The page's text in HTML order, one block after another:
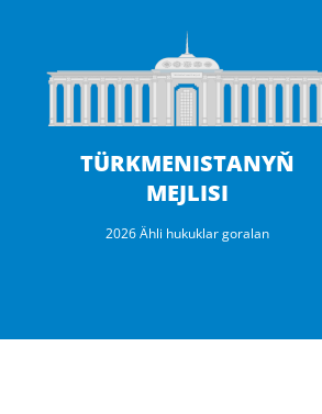
TÜRKMENISTANYŇ
MEJLISI
2026 Ähli hukuklar goralan